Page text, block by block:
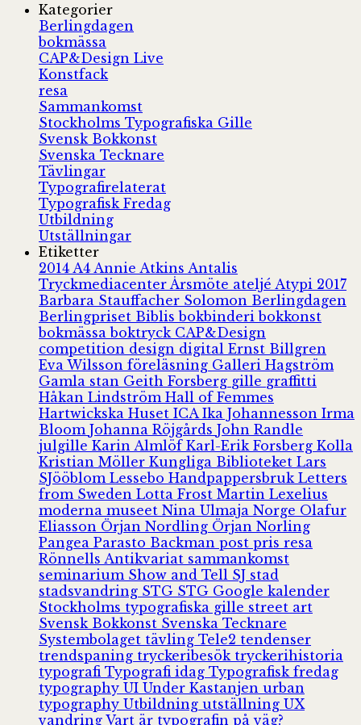
Kategorier
Berlingdagen
bokmässa
CAP&Design Live
Konstfack
resa
Sammankomst
Stockholms Typografiska Gille
Svensk Bokkonst
Svenska Tecknare
Tävlingar
Typografirelaterat
Typografisk Fredag
Utbildning
Utställningar
Etiketter
2014 A4 Annie Atkins Antalis
Tryckmediacenter Årsmöte ateljé Atypi 2017
Barbara Stauffacher Solomon Berlingdagen
Berlingpriset Biblisbokbinderibokkonst
bokmässaboktryck CAP&Design
competition design digital Ernst Billgren
Eva Wilsson föreläsning Galleri Hagström
Gamla stan Geith Forsberg gille graffitti
Håkan Lindström Hall of Femmes
Hartwickska Huset ICA Ika Johannesson Irma
Bloom Johanna Röjgårds John Randle
julgille Karin Almlöf Karl-Erik Forsberg Kolla
Kristian Möller Kungliga Biblioteket Lars
SJööblom Lessebo Handpappersbruk Letters
from Sweden Lotta Frost Martin Lexelius
moderna museet Nina Ulmaja Norge Olafur
Eliasson Örjan Nordling Örjan Norling
Pangea Parasto Backman post pris resa
Rönnells Antikvariat sammankomst
seminarium Show and Tell SJ stad
stadsvandring STG STG Google kalender
Stockholms typografiska gille street art
Svensk Bokkonst Svenska Tecknare
Systembolaget tävling Tele2 tendenser
trendspaning tryckeribesök tryckerihistoria
typografi Typografi idag Typografisk fredag
typography UI Under Kastanjen urban
typography Utbildning utställning UX
vandring Vart är typografin på väg?